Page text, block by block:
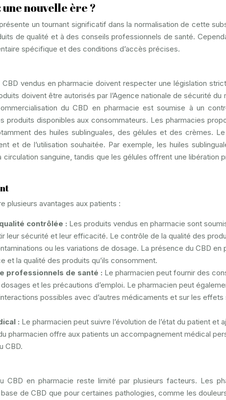
nouvelle ère ?
un tournant significatif dans la normalisation de cette
de qualité et à des conseils professionnels de santé.
spécifique et des conditions d’accès précises.
vendus en pharmacie doivent respecter une législation
doivent être autorisés par l’Agence nationale de sécurité du
du CBD en pharmacie est soumise à un
produits disponibles aux consommateurs. Les pharmacies
des huiles sublinguales, des gélules et des crèmes.
et de l’utilisation souhaitée. Par exemple, les huiles
sanguine, tandis que les gélules offrent une libération
plusieurs avantages aux patients :
contrôlée : Les produits vendus en pharmacie sont
leur sécurité et leur efficacité. Le contrôle de la qualité des
ou les variations de dosage. La présence du CBD en
et la qualité des produits qu’ils consomment.
professionnels de santé : Le pharmacien peut fournir des
et les précautions d’emploi. Le pharmacien peut
possibles avec d’autres médicaments et sur les effets
: Le pharmacien peut suivre l’évolution de l’état du patient et
pharmacien offre aux patients un accompagnement médical
CBD.
CBD en pharmacie reste limité par plusieurs facteurs. Les
de CBD que pour certaines pathologies, comme les